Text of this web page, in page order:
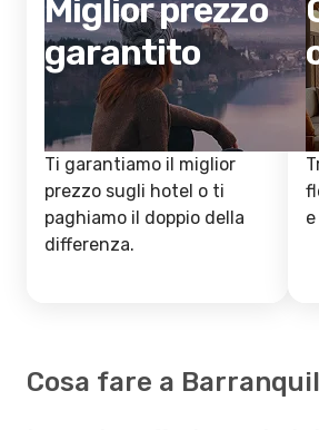
Miglior prezzo
garantito
Ti garantiamo il miglior
prezzo sugli hotel o ti
paghiamo il doppio della
differenza.
Cosa fare a